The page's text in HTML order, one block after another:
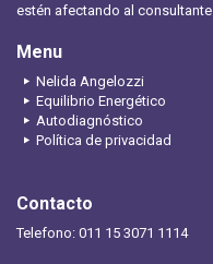
estén afectando al consultante
Menu
Nelida Angelozzi
Equilibrio Energético
Autodiagnóstico
Política de privacidad
Contacto
Telefono: 011 15 3071 1114